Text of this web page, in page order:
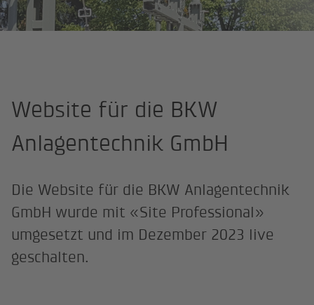
Website für die BKW
Anlagentechnik GmbH
Die Website für die BKW Anlagentechnik
GmbH wurde mit «Site Professional»
umgesetzt und im Dezember 2023 live
geschalten.